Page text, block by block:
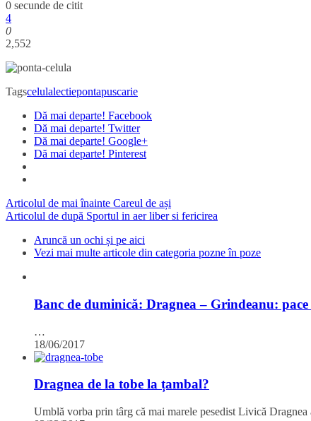
0 secunde de citit
4
0
2,552
Tagscelulalectiepontapuscarie
Dă mai departe! Facebook
Dă mai departe! Twitter
Dă mai departe! Google+
Dă mai departe! Pinterest
Articolul de mai înainte Careul de ași
Articolul de după Sportul in aer liber si fericirea
Aruncă un ochi și pe aici
Vezi mai multe articole din categoria pozne în poze
Banc de duminică: Dragnea – Grindeanu:
…
18/06/2017
Dragnea de la tobe la țambal?
Umblă vorba prin târg că mai marele pesedist Livică